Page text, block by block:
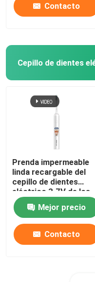
Contacto
Prenda impermeable
linda recargable del
cepillo de dientes
eléctrico 3.7V de los
niños con 4 modos
Mejor precio
Contacto